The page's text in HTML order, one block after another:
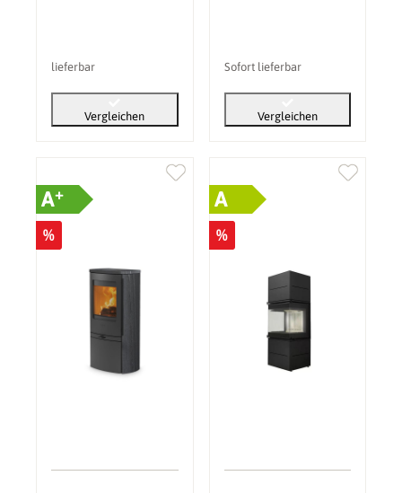
lieferbar
Vergleichen
Sofort lieferbar
Vergleichen
A+
%
A
%